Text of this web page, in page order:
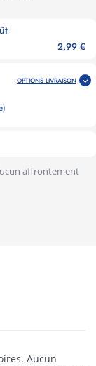
2,99 €
OPTIONS LIVRAISON
affrontement
Aucun